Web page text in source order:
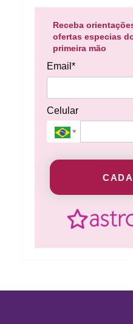
Receba
ofertas especias
primeira mão
Email*
Celular